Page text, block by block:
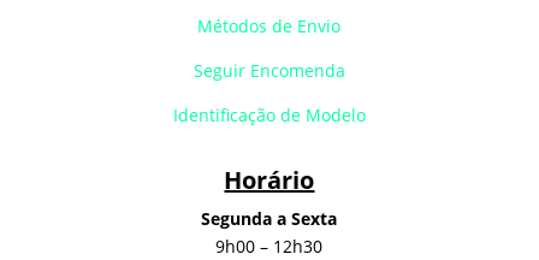
Métodos de Envio
Seguir Encomenda
Identificação de Modelo
Horário
Segunda a Sexta
9h00 – 12h30